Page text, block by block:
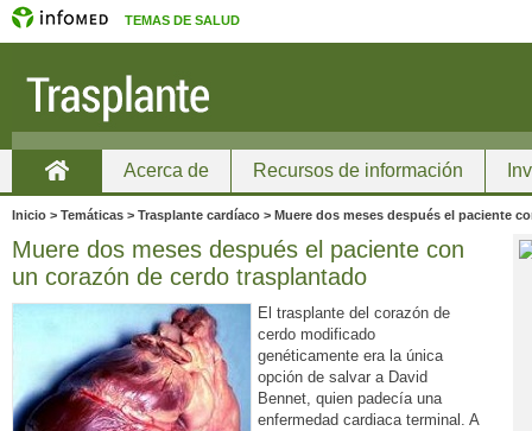
TEMAS DE SALUD
Acerca de Recursos de información
Inicio > Temáticas > Trasplante cardíaco > Muere dos meses después el paciente
Muere dos meses después el paciente con
un corazón de cerdo trasplantado
El trasplante del corazón de
cerdo modificado
genéticamente era la única
opción de salvar a David
Bennet, quien padecía una
enfermedad cardiaca terminal. A